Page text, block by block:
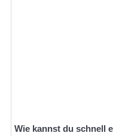
Wie kannst du schnell